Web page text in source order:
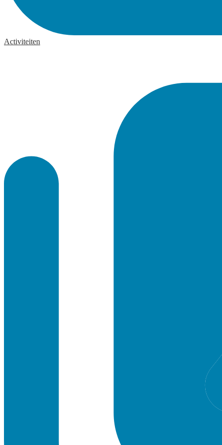
Activiteiten